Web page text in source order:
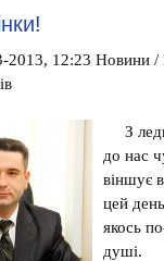
2013, 12:23 Новини /
З
до нас
віншує
цей
якось
душі.